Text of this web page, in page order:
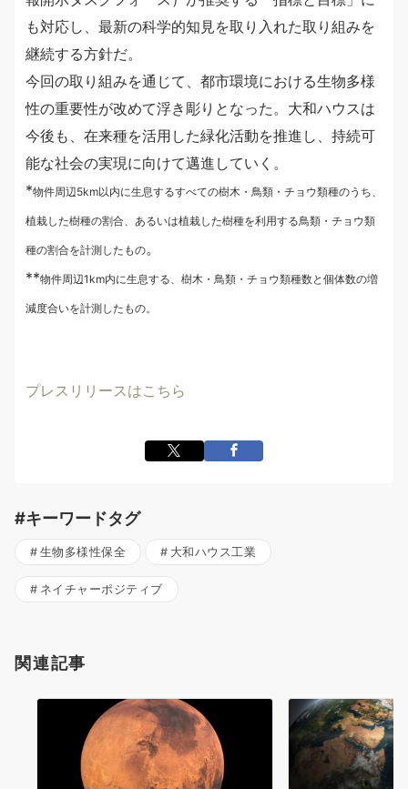
も対応し、最新の科学的知見を取り入れた取り組みを
継続する方針だ。
今回の取り組みを通じて、都市環境における生物多様
性の重要性が改めて浮き彫りとなった。大和ハウスは
今後も、在来種を活用した緑化活動を推進し、持続可
能な社会の実現に向けて邁進していく。
*物件周辺5km以内に生息するすべての樹木・鳥類・チョウ類種のうち、
植栽した樹種の割合、あるいは植栽した樹種を利用する鳥類・チョウ類
種の割合を計測したもの。
**物件周辺1km内に生息する、樹木・鳥類・チョウ類種数と個体数の増
減度合いを計測したもの。
プレスリリースはこちら
#キーワードタグ
生物多様性保全 大和ハウス工業
ネイチャーポジティブ
関連記事